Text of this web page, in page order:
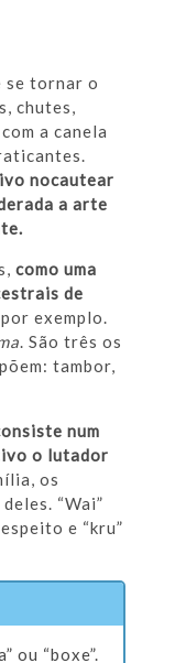
se tornar o
chutes,
a canela
nocautear
a arte
como uma
de
por exemplo.
. São três os
tambor,
num
o lutador
os
“Wai”
e “kru”
ou “boxe”.